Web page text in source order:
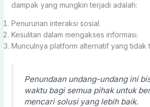
dampak yang mungkin terjadi adalah:
Penurunan interaksi sosial.
Kesulitan dalam mengakses informasi.
Munculnya platform alternatif yang tidak
Penundaan undang-undang ini
waktu bagi semua pihak untuk
mencari solusi yang lebih baik.